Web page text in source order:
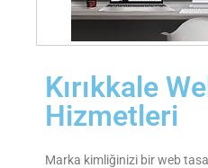
Kırıkkale
Hizmetleri
Marka kimliğinizi bir web